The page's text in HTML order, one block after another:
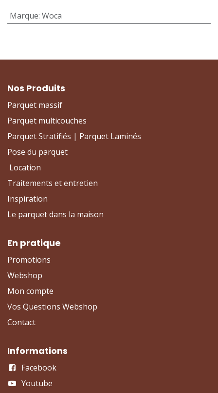
Marque: Woca
Nos Produits
Parquet massif
Parquet multicouches
Parquet Stratifiés | Parquet Laminés
Pose du parquet
Location
Traitements et entretien
Inspiration
Le parquet dans la maison
En pratique
Promotions
Webshop
Mon compte
Vos Questions Webshop
Contact
Informations
Facebook
Youtube